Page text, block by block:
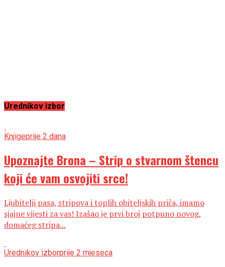
Urednikov izbor
Knjigeprije 2 dana
Upoznajte Brona – Strip o stvarnom štencu
koji će vam osvojiti srce!
Ljubitelji pasa, stripova i toplih obiteljskih priča, imamo
sjajne vijesti za vas! Izašao je prvi broj potpuno novog,
domaćeg stripa...
Urednikov izborprije 2 mjeseca